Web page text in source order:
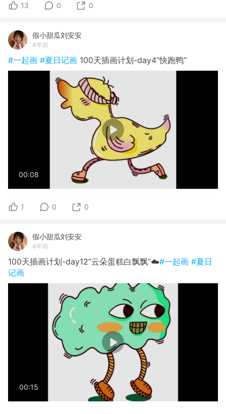
13 0 0
假小甜瓜刘安安
4年前
#一起画 #夏日记画 100天插画计划-day4“快跑鸭”
00:08
1 0 0
假小甜瓜刘安安
4年前
100天插画计划-day12“云朵蛋糕白飘飘”☁️#一起画 #夏日
记画
00:15